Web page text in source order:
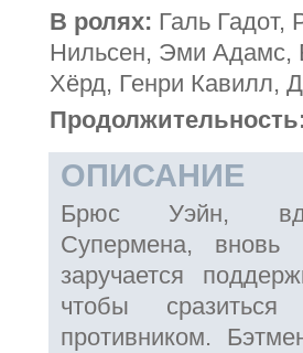
В ролях: Галь Гадот,
Нильсен, Эми
Хёрд, Генри Кавилл,
ОПИСАНИЕ
Брюс Уэйн,
Супермена, вновь
заручается
чтобы
противником.